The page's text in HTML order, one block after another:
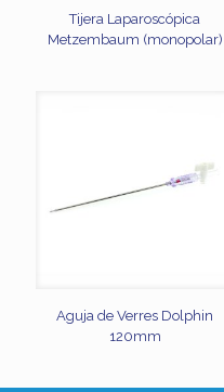
Tijera Laparoscópica
Metzembaum (monopolar)
Aguja de Verres Dolphin
120mm